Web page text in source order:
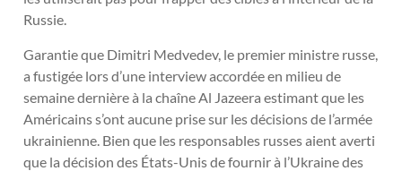
Russie.
Garantie que Dimitri Medvedev, le premier ministre russe,
a fustigée lors d’une interview accordée en milieu de
semaine dernière à la chaîne Al Jazeera estimant que les
Américains s’ont aucune prise sur les décisions de l’armée
ukrainienne. Bien que les responsables russes aient averti
que la décision des États-Unis de fournir à l’Ukraine des